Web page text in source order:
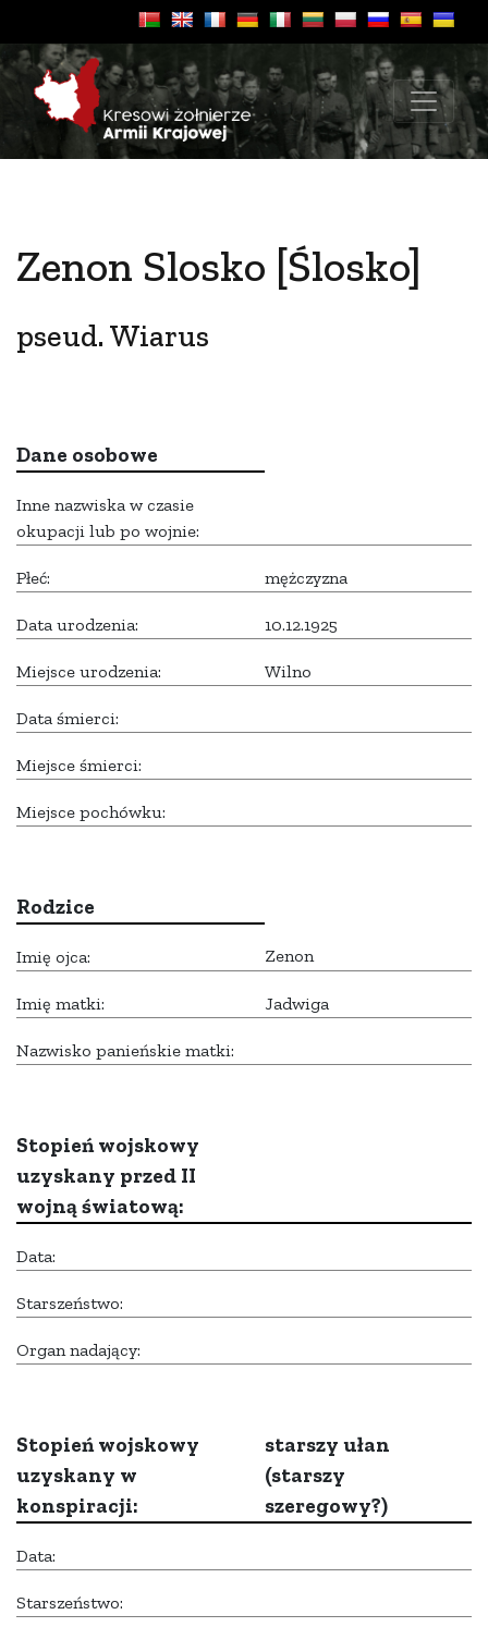
Zenon Slosko [Ślosko]
pseud. Wiarus
Dane osobowe
Inne nazwiska w czasie
okupacji lub po wojnie:
Płeć: mężczyzna
Data urodzenia: 10.12.1925
Miejsce urodzenia: Wilno
Data śmierci:
Miejsce śmierci:
Miejsce pochówku:
Rodzice
Imię ojca: Zenon
Imię matki: Jadwiga
Nazwisko panieńskie matki:
Stopień wojskowy
uzyskany przed II
wojną światową:
Data:
Starszeństwo:
Organ nadający:
Stopień wojskowy
uzyskany w
konspiracji:
starszy ułan
(starszy
szeregowy?)
Data:
Starszeństwo: